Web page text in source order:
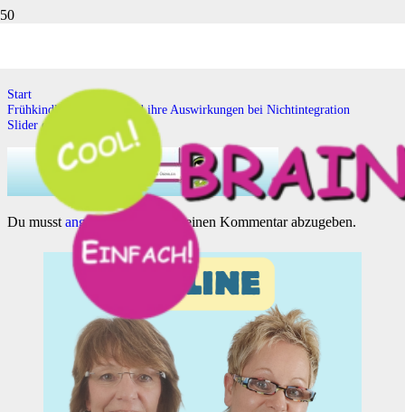
Start
Frühkindliche Reflexe und ihre Auswirkungen bei Nichtintegration
Slider einzelne Reflexe
Du musst angemeldet sein, um einen Kommentar abzugeben.